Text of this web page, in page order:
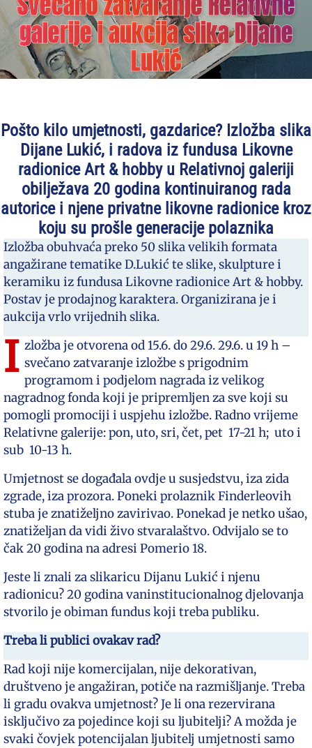
galerije i aukcija slika Dijane
Lukić
Pošto kilo umjetnosti, gazdarice? Izložba slika
Dijane Lukić, i radova iz fundusa Likovne
radionice Art & hobby u Relativnoj galeriji
obilježava 20 godina kontinuiranog rada
autorice i njene privatne likovne radionice kroz
koju su prošle generacije polaznika
Izložba obuhvaća preko 50 slika velikih formata
angažirane tematike D.Lukić te slike, skulpture i
keramiku iz fundusa Likovne radionice Art & hobby.
Postav je prodajnog karaktera. Organizirana je i
aukcija vrlo vrijednih slika.
I zložba je otvorena od 15.6. do 29.6. 29.6. u 19 h –
svečano zatvaranje izložbe s prigodnim
programom i podjelom nagrada iz velikog
nagradnog fonda koji je pripremljen za sve koji su
pomogli promociji i uspjehu izložbe. Radno vrijeme
Relativne galerije: pon, uto, sri, čet, pet 17-21 h; uto i
sub 10-13 h.
Umjetnost se događala ovdje u susjedstvu, iza zida
zgrade, iza prozora. Poneki prolaznik Finderleovih
stuba je znatiželjno zavirivao. Ponekad je netko ušao,
znatiželjan da vidi živo stvaralaštvo. Odvijalo se to
čak 20 godina na adresi Pomerio 18.
Jeste li znali za slikaricu Dijanu Lukić i njenu
radionicu? 20 godina vaninstitucionalnog djelovanja
stvorilo je obiman fundus koji treba publiku.
Treba li publici ovakav rad?
Rad koji nije komercijalan, nije dekorativan,
društveno je angažiran, potiče na razmišljanje. Treba
li gradu ovakva umjetnost? Je li ona rezervirana
isključivo za pojedince koji su ljubitelji? A možda je
svaki čovjek potencijalan ljubitelj umjetnosti samo